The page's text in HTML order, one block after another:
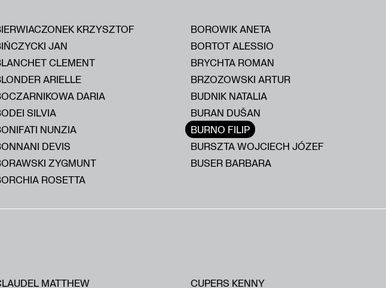
KRZYSZTOF
JAN
CLEMENT
ARIELLE
DARIA
SILVIA
NUNZIA
DEVIS
ZYGMUNT
ROSETTA
BOROWIK ANETA
BORTOT ALESSIO
BRYCHTA ROMAN
BRZOZOWSKI ARTUR
BUDNIK NATALIA
BURAN DUŠAN
BURNO FILIP
BURSZTA WOJCIECH JÓZEF
BUSER BARBARA
MATTHEW
CUPERS KENNY